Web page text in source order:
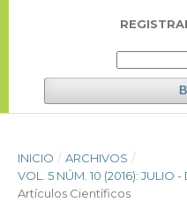
INICIO / ARCHIVOS /
VOL. 5 NÚM. 10 (2016): JULIO -
Artículos Científicos